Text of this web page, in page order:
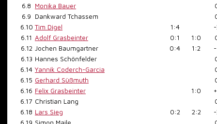
6.8
Monika Bauer
6.9
Dankward Tchassem
6.10 Tim Digel 1:4
6.11 Adolf Grasbeinter 0:1 1:0
6.12 Jochen Baumgartner 0:4 1:2
6.13 Hannes Schönfelder
6.14 Yannik Coderch-Garcia
6.15 Gerhard Süßmuth
6.16 Felix Grasbeinter 1:0
6.17 Christian Lang
6.18 Lars Sieg 0:2 2:2